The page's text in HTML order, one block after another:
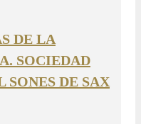
DE LA
SOCIEDAD
SONES DE SAX